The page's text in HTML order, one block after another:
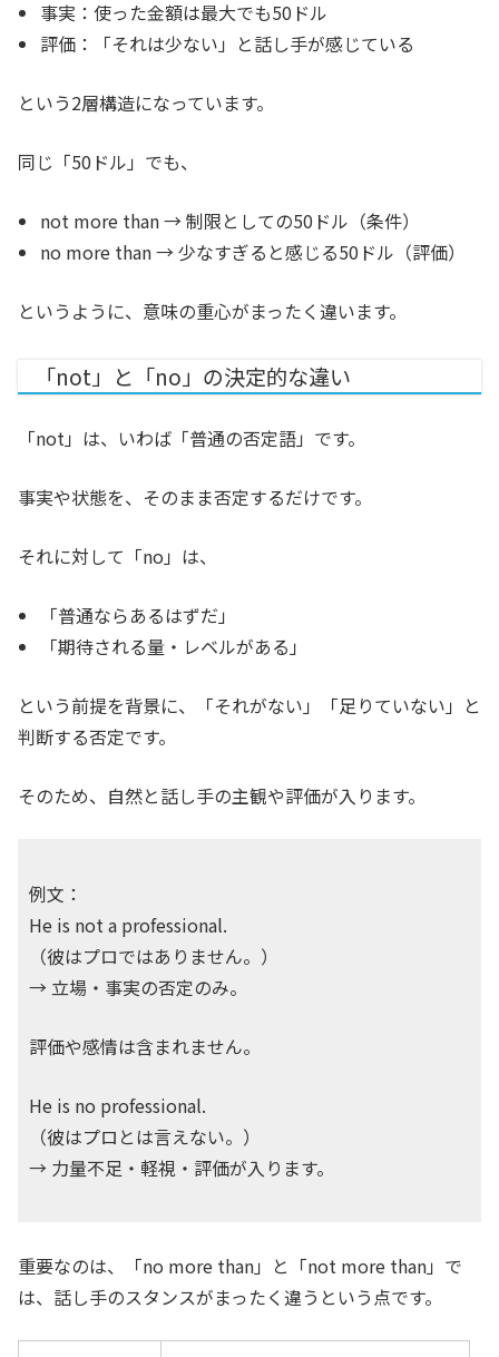
事実：使った金額は最大でも50ドル
評価：「それは少ない」と話し手が感じている
という2層構造になっています。
同じ「50ドル」でも、
not more than → 制限としての50ドル（条件）
no more than → 少なすぎると感じる50ドル（評価）
というように、意味の重心がまったく違います。
「not」と「no」の決定的な違い
「not」は、いわば「普通の否定語」です。
事実や状態を、そのまま否定するだけです。
それに対して「no」は、
「普通ならあるはずだ」
「期待される量・レベルがある」
という前提を背景に、「それがない」「足りていない」と
判断する否定です。
そのため、自然と話し手の主観や評価が入ります。
例文：
He is not a professional.
（彼はプロではありません。）
→ 立場・事実の否定のみ。
評価や感情は含まれません。
He is no professional.
（彼はプロとは言えない。）
→ 力量不足・軽視・評価が入ります。
重要なのは、「no more than」と「not more than」で
は、話し手のスタンスがまったく違うという点です。